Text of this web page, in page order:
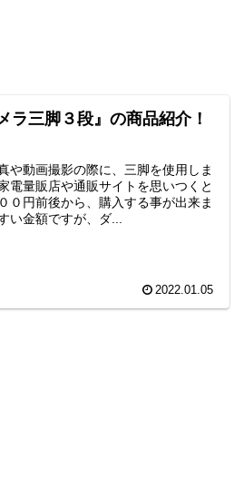
ラ三脚３段』の商品紹介！
や動画撮影の際に、三脚を使用しま
電量販店や通販サイトを思いつくと
０円前後から、購入する事が出来ま
い金額ですが、ダ...
2022.01.05